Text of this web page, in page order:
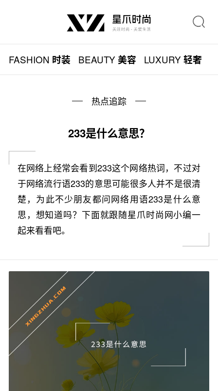
FASHION 时装 BEAUTY美容 LUXURY轻奢
热点追踪
233是什么意思？
在网络上经常会看到233这个网络热词，不过对
于网络流行语233的意思可能很多人并不是很清
楚，为此不少朋友都问网络用语233是什么意
思，想知道吗？下面就跟随星爪时尚网小编一
起来看看吧。